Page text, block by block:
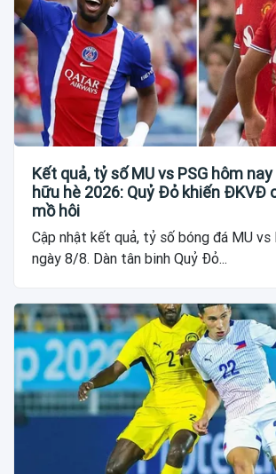
Kết quả, tỷ số MU vs PSG hôm
hữu hè 2026: Quỷ Đỏ khiến ĐKVĐ
mồ hôi
Cập nhật kết quả, tỷ số bóng đá MU vs
ngày 8/8. Dàn tân binh Quỷ Đỏ...